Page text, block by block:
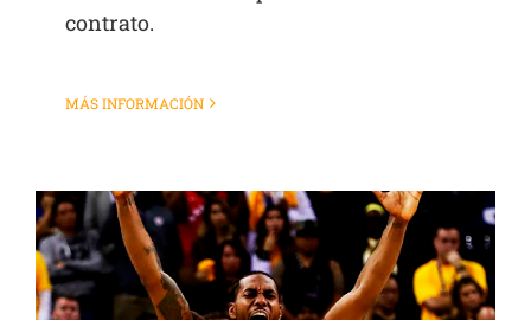
contrato.
MÁS INFORMACIÓN